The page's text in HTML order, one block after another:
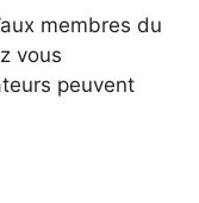
membres du
vous
peuvent